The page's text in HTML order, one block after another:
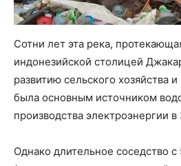
Сотни лет эта река,
индонезийской столицей
развитию сельского хозяйства
была основным источником
производства электроэнергии
Однако длительное соседство